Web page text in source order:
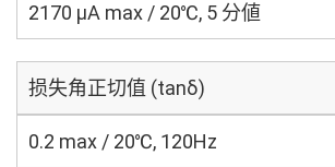
2170 μA max / 20℃, 5 分値
损失角正切值 (tanδ)
0.2 max / 20℃, 120Hz